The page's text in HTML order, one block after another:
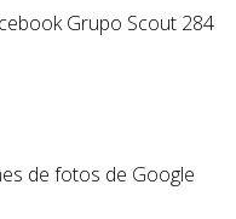
Grupo Scout 284
de fotos de Google